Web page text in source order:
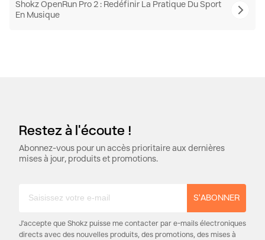
Shokz OpenRun Pro 2 : Redéfinir La Pratique Du Sport
En Musique
Restez à l'écoute !
Abonnez-vous pour un accès prioritaire aux dernières
mises à jour, produits et promotions.
S'ABONNER
J'accepte que Shokz puisse me contacter par e-mails électroniques
directs avec des nouvelles produits, des promotions, des mises à